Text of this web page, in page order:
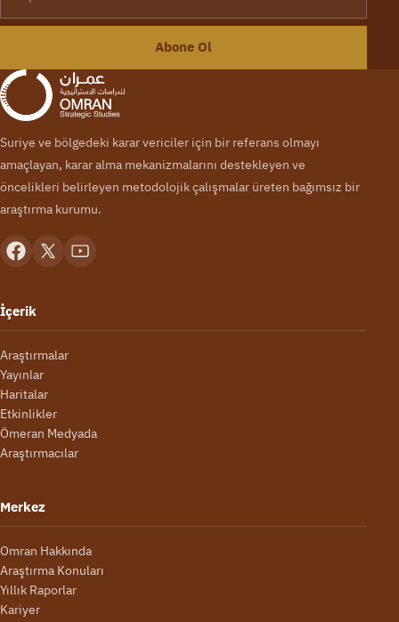
Abone Ol
Suriye ve bölgedeki karar vericiler için bir referans olmayı
amaçlayan, karar alma mekanizmalarını destekleyen ve
öncelikleri belirleyen metodolojik çalışmalar üreten bağımsız bir
araştırma kurumu.
İçerik
Araştırmalar
Yayınlar
Haritalar
Etkinlikler
Ömeran Medyada
Araştırmacılar
Merkez
Omran Hakkında
Araştırma Konuları
Yıllık Raporlar
Kariyer